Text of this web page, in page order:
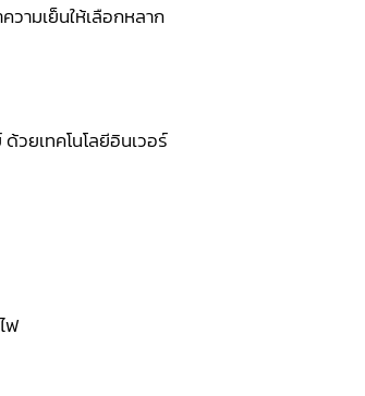
วามเย็นให้เลือกหลาก
ยเทคโนโลยีอินเวอร์
ฟ